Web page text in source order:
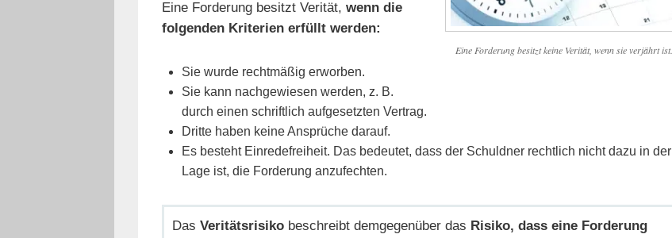
Eine Forderung besitzt keine Verität, wenn sie verjährt ist.
Eine Forderung besitzt Verität, wenn die
folgenden Kriterien erfüllt werden:
Sie wurde rechtmäßig erworben.
Sie kann nachgewiesen werden, z. B.
durch einen schriftlich aufgesetzten Vertrag.
Dritte haben keine Ansprüche darauf.
Es besteht Einredefreiheit. Das bedeutet, dass der Schuldner rechtlich nicht dazu in der
Lage ist, die Forderung anzufechten.
Das Veritätsrisikobeschreibt demgegenüber das Risiko, dass eine Forderung